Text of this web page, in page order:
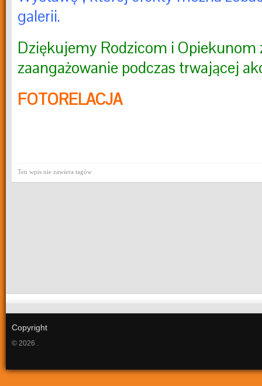
galerii.
Dziękujemy Rodzicom i Opiekunom
zaangażowanie podczas trwającej
FOTORELACJA
Ten wpis nie zawiera tagów
Copyright
© 2026 .